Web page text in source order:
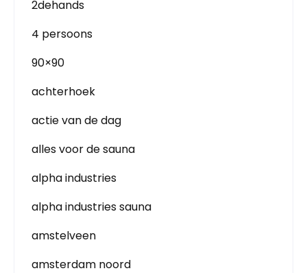
2dehands
4 persoons
90×90
achterhoek
actie van de dag
alles voor de sauna
alpha industries
alpha industries sauna
amstelveen
amsterdam noord